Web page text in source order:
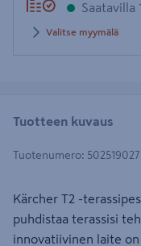
Saatavilla
Valitse myymälä
Tuotteen kuvaus
Tuotenumero: 502519027
Kärcher T2 -
puhdistaa terassisi
innovatiivinen laite